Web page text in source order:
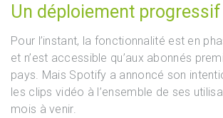
Un déploiement progressif
Pour l’instant, la fonctionnalité est en
et n’est accessible qu’aux abonnés
pays. Mais Spotify a annoncé son
les clips vidéo à l’ensemble de ses
mois à venir.